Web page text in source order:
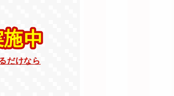
だけなら